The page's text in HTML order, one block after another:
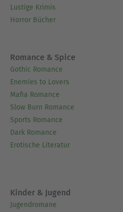
Lustige Krimis
Horror Bücher
Romance & Spice
Gothic Romance
Enemies to Lovers
Mafia Romance
Slow Burn Romance
Sports Romance
Dark Romance
Erotische Literatur
Kinder & Jugend
Jugendromane